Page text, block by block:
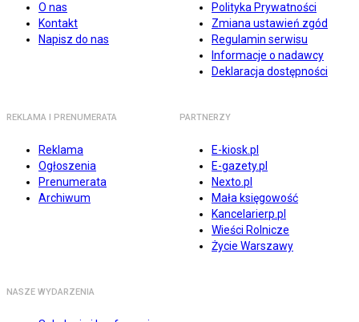
O nas
Kontakt
Napisz do nas
Polityka Prywatności
Zmiana ustawień zgód
Regulamin serwisu
Informacje o nadawcy
Deklaracja dostępności
REKLAMA I PRENUMERATA
Reklama
Ogłoszenia
Prenumerata
Archiwum
PARTNERZY
E-kiosk.pl
E-gazety.pl
Nexto.pl
Mała księgowość
Kancelarierp.pl
Wieści Rolnicze
Życie Warszawy
NASZE WYDARZENIA